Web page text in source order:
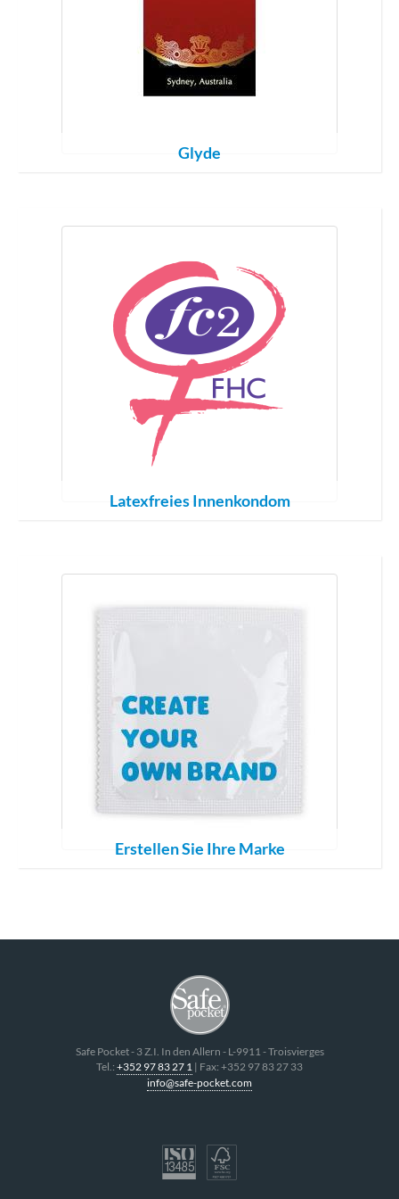
Glyde
Latexfreies Innenkondom
Erstellen Sie Ihre Marke
Safe Pocket- 3 Z.I. In den Allern - L-9911-Troisvierges
Tel.: +352 97 83 27 1 | Fax: +352 97 83 27 33
info@safe-pocket.com